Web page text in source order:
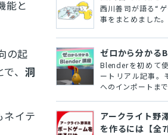
能と
の起
、 洞
イテ
西川善司が語る“
事をまとめました。
ゼロから分か
Blenderを初めて
ートリアル記事。
へのインポートま
アークライト野
を作るには【全7